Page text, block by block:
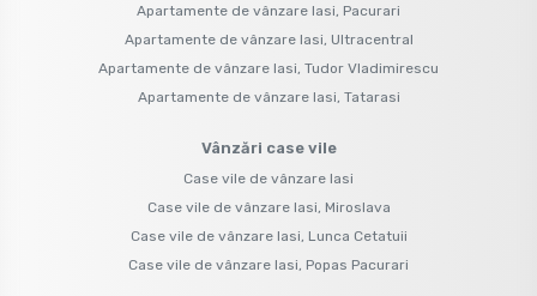
Apartamente de vânzare Iasi, Pacurari
Apartamente de vânzare Iasi, Ultracentral
Apartamente de vânzare Iasi, Tudor Vladimirescu
Apartamente de vânzare Iasi, Tatarasi
Vânzări case vile
Case vile de vânzare Iasi
Case vile de vânzare Iasi, Miroslava
Case vile de vânzare Iasi, Lunca Cetatuii
Case vile de vânzare Iasi, Popas Pacurari